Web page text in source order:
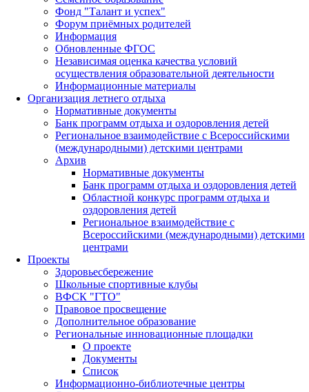
Фонд "Талант и успех"
Форум приёмных родителей
Информация
Обновленные ФГОС
Независимая оценка качества условий
осуществления образовательной деятельности
Информационные материалы
Организация летнего отдыха
Нормативные документы
Банк программ отдыха и оздоровления детей
Региональное взаимодействие с Всероссийскими
(международными) детскими центрами
Архив
Нормативные документы
Банк программ отдыха и оздоровления детей
Областной конкурс программ отдыха и
оздоровления детей
Региональное взаимодействие с
Всероссийскими (международными) детскими
центрами
Проекты
Здоровьесбережение
Школьные спортивные клубы
ВФСК "ГТО"
Правовое просвещение
Дополнительное образование
Региональные инновационные площадки
О проекте
Документы
Список
Информационно-библиотечные центры